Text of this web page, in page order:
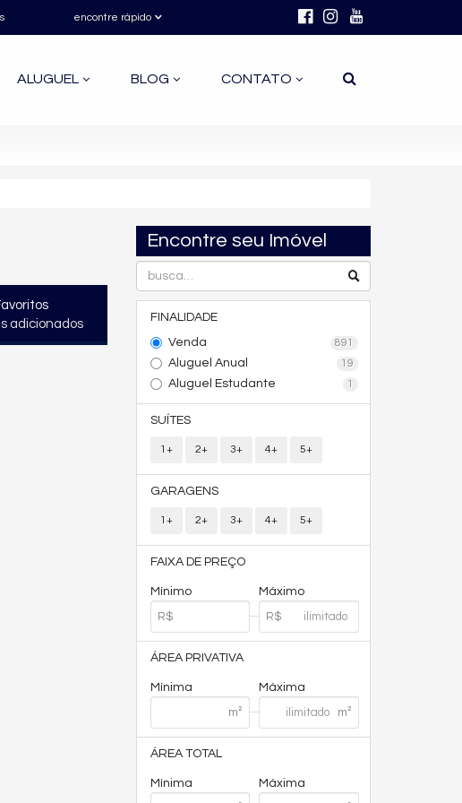
encontre rápido
ALUGUEL BLOG CONTATO
Encontre seu Imóvel
FINALIDADE
Venda
891
Aluguel Anual 19
Aluguel Estudante 1
SUÍTES
1+ 2+ 3+ 4+ 5+
GARAGENS
1+ 2+ 3+ 4+ 5+
FAIXA DE PREÇO
Mínimo Máximo
ÁREA PRIVATIVA
Mínima Máxima
ÁREA TOTAL
Mínima Máxima
adicionados